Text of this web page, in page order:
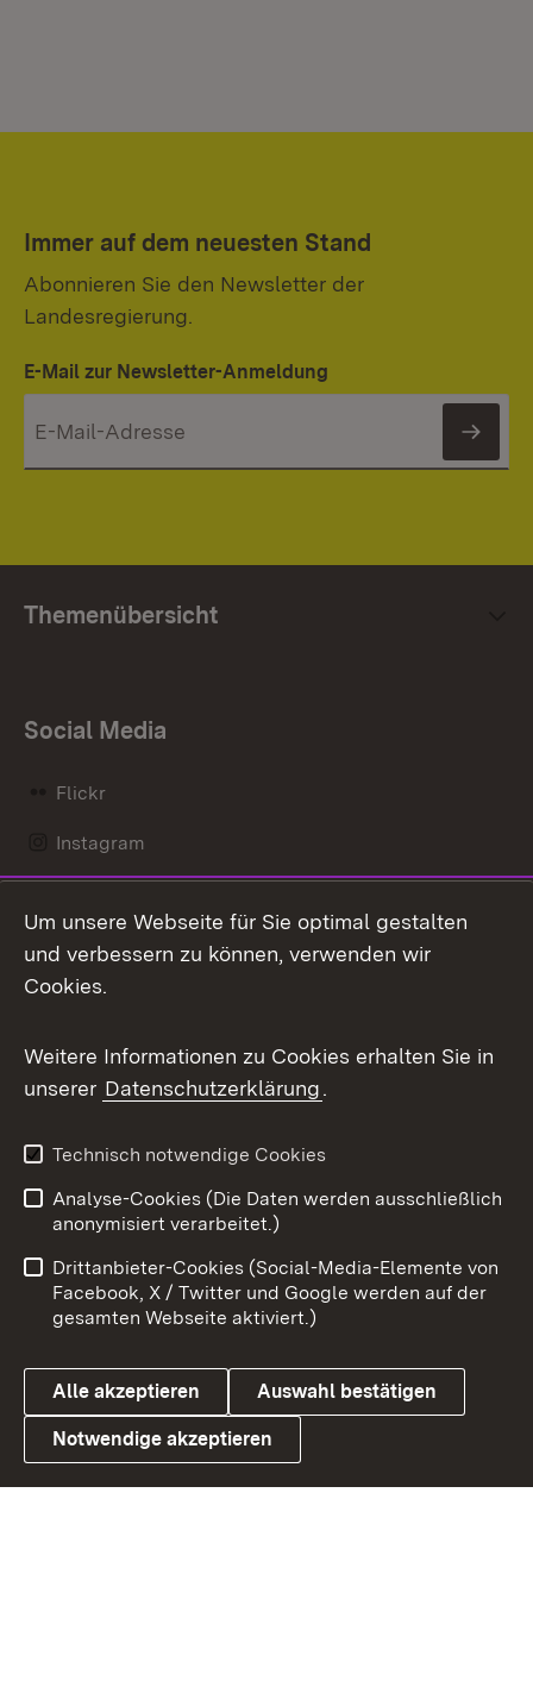
Immer auf dem neuesten Stand
Abonnieren Sie den Newsletter der
Landesregierung.
E-Mail zur Newsletter-Anmeldung
Themenübersicht
Social Media
Flickr
Instagram
Mastodon
Messenger
Social Wall
X / Twitter
Youtube
Link zum Landesportal
Benutzungshinweise
Barrierefreiheit
Datenschutz
Cookies
Um unsere Webseite für Sie optimal gestalten
und verbessern zu können, verwenden wir
Cookies.
Weitere Informationen zu Cookies erhalten Sie in
unserer Datenschutzerklärung.
Technisch notwendige Cookies
Analyse-Cookies (Die Daten werden ausschließlich
anonymisiert verarbeitet.)
Drittanbieter-Cookies (Social-Media-Elemente von
Facebook, X / Twitter und Google werden auf der
gesamten Webseite aktiviert.)
Alle akzeptieren Auswahl bestätigen
Notwendige akzeptieren